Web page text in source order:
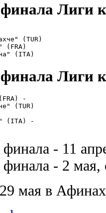
Лиги
(TUR)
(FRA)
Лиги
-
(TUR)
(ITA) -
- 11
- 2 мая,
мая в